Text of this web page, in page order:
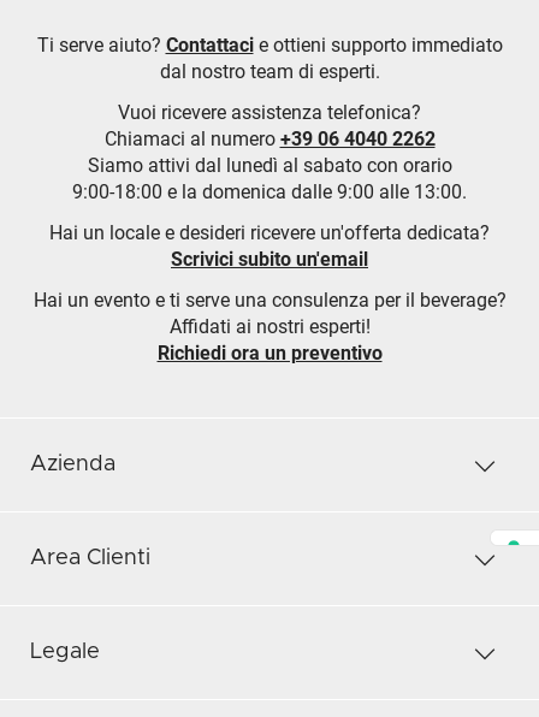
Ti serve aiuto? Contattacie ottieni supporto immediato
dal nostro team di esperti.
Vuoi ricevere assistenza telefonica?
Chiamaci al numero +39 06 4040 2262
Siamo attivi dal lunedì al sabato con orario
9:00-18:00 e la domenica dalle 9:00 alle 13:00.
Hai un locale e desideri ricevere un'offerta dedicata?
Scrivici subito un'email
Hai un evento e ti serve una consulenza per il beverage?
Affidati ai nostri esperti!
Richiedi ora un preventivo
Azienda
Area Clienti
Legale